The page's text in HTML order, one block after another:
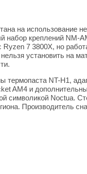
на использование
набор креплений
Ryzen 7 3800X, но
установить на
термопаста NT-H1,
AM4 и
символикой Noctua.
Производитель